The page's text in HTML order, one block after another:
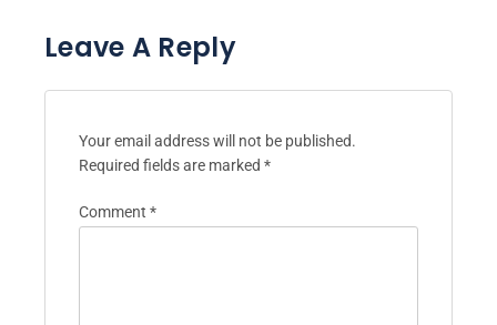
Leave A Reply
Your email address will not be published.
Required fields are marked *
Comment *